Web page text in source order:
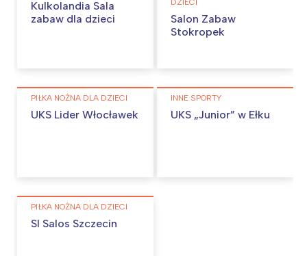
Kulkolandia Sala
zabaw dla dzieci
DZIECI
Salon Zabaw
Stokropek
PIŁKA NOŻNA DLA DZIECI
UKS Lider Włocławek
INNE SPORTY
UKS „Junior” w Ełku
PIŁKA NOŻNA DLA DZIECI
Sl Salos Szczecin